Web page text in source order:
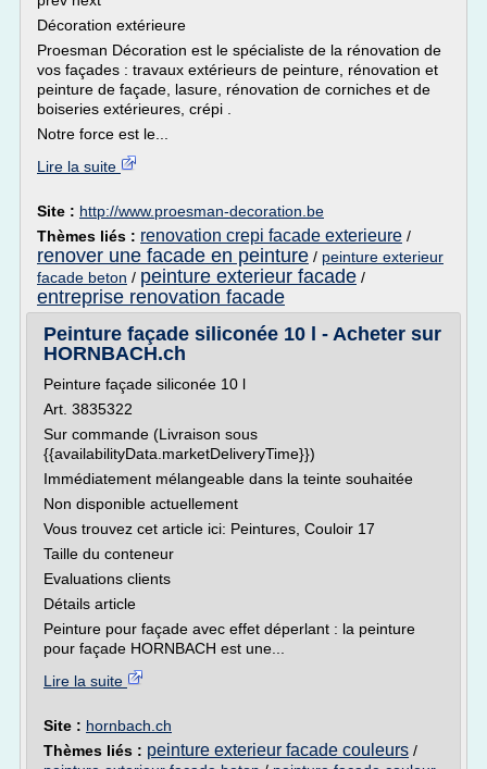
Décoration extérieure
Proesman Décoration est le spécialiste de la rénovation de
vos façades : travaux extérieurs de peinture, rénovation et
peinture de façade, lasure, rénovation de corniches et de
boiseries extérieures, crépi .
Notre force est le...
Lire la suite
Site : http://www.proesman-decoration.be
Thèmes liés : renovation crepi facade exterieure /
renover une facade en peinture / peinture exterieur
facade beton / peinture exterieur facade /
entreprise renovation facade
Peinture façade siliconée 10 l - Acheter sur
HORNBACH.ch
Peinture façade siliconée 10 l
Art. 3835322
Sur commande (Livraison sous
{{availabilityData.marketDeliveryTime}})
Immédiatement mélangeable dans la teinte souhaitée
Non disponible actuellement
Vous trouvez cet article ici: Peintures, Couloir 17
Taille du conteneur
Evaluations clients
Détails article
Peinture pour façade avec effet déperlant : la peinture
pour façade HORNBACH est une...
Lire la suite
Site : hornbach.ch
Thèmes liés : peinture exterieur facade couleurs /